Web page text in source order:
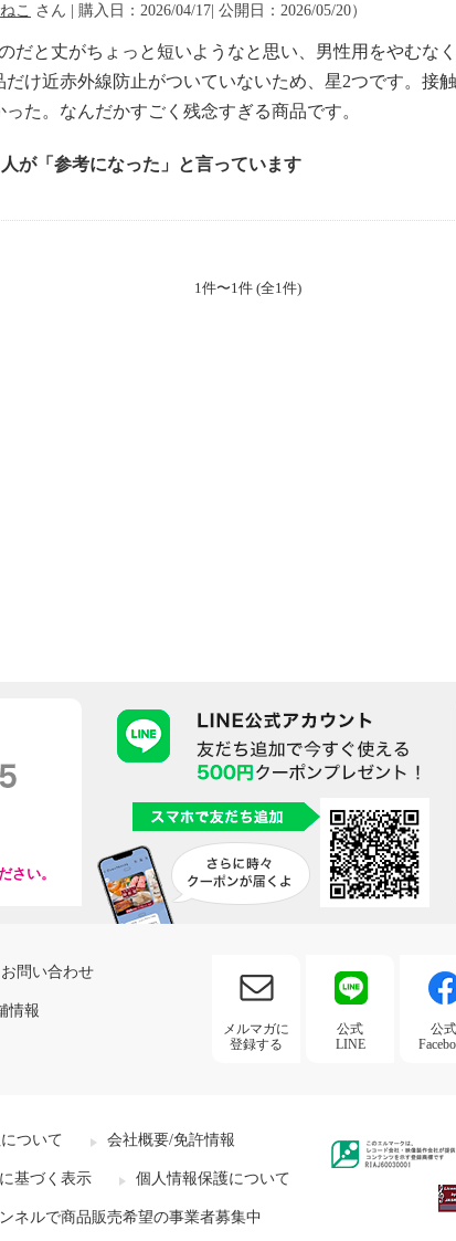
ねこ さん | 購入日：2026/04/17| 公開日：2026/05/20）
だと丈がちょっと短いようなと思い、男性用をやむな
け近赤外線防止がついていないため、星2つです。接
た。なんだかすごく残念すぎる商品です。
が「参考になった」と言っています
1件〜1件 (全1件)
さい。
お問い合わせ
情報
メルマガに
登録する
公式
LINE
公式
ついて 会社概要/免許情報
基づく表示 個人情報保護について
ネルで商品販売希望の事業者募集中